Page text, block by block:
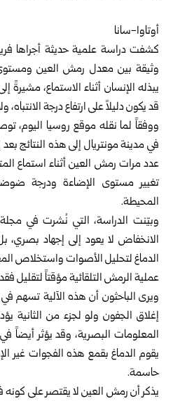
أوتاوا-سانا
كشفت دراسة علمية حديثة أجراها
وثيقة بين معدل رمش العين ومستوى
يبذله الإنسان أثناء الاستماع،
قد يكون دليلاً على ارتفاع درجة
ووفقاً لما نقله موقع روسيا اليوم،
في مدينة مونتريال إلى هذه النتائج
عدد مرات رمش العين أثناء استماع
تغيير مستوى الإضاءة ودرجة ضوضاء
المحيطة.
الانخفاض لا يعود إلى إجهاد بصري،
الدماغ لتحليل الأصوات واستخلاص
عملية الرمش التلقائية مؤقتاً لتقليل
ويرى الباحثون أن هذه الآلية تسهم في
إغلاق الجفون ولو لجزء من الثانية
المعلومات البصرية، وقد يؤثر أيضاً
يقوم الدماغ بقمع هذه الفجوات غير
حاسمة.
يذكر أن رمش العين لا يقتصر على كونه